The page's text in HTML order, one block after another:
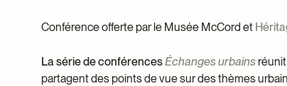
Conférence offerte par le Musée McCord et
La série de conférencesÉchanges urbains
partagent des points de vue sur des thèmes